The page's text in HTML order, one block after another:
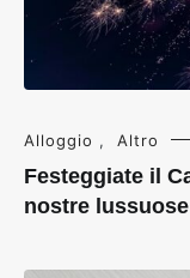
Alloggio , Altro
Festeggiate il
nostre